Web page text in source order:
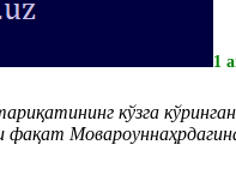
1
кўзга
фақат